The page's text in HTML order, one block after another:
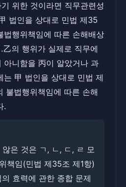
위한 것이라면 직무관련성
법인을 상대로 민법 제35
법행위책임에 따른 손해배상
의 행위가 실제로 직무에
아니함을 丙이 알았거나 과
는 甲 법인을 상대로 민법 제
불법행위책임에 따른 손해
.
은 것은 ㄱ, ㄴ, ㄷ, ㄹ 모
책임(민법 제35조 제1항)
효력에 관한 종합 문제